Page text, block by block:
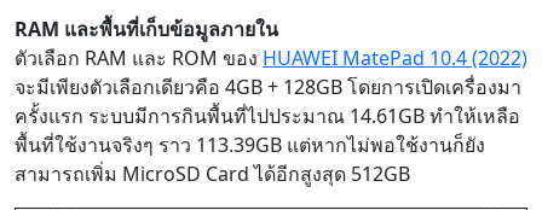
RAM และพื้นที่เก็บข้อมูลภายใน
ตัวเลือก RAM และ ROM ของ HUAWEI MatePad 10.4 (2022)
จะมีเพียงตัวเลือกเดียวคือ 4GB + 128GB โดยการเปิดเครื่องมา
ครั้งแรก ระบบมีการกินพื้นที่ไปประมาณ 14.61GB ทำให้เหลือ
พื้นที่ใช้งานจริงๆ ราว 113.39GB แต่หากไม่พอใช้งานก็ยัง
สามารถเพิ่ม MicroSD Card ได้อีกสูงสุด 512GB